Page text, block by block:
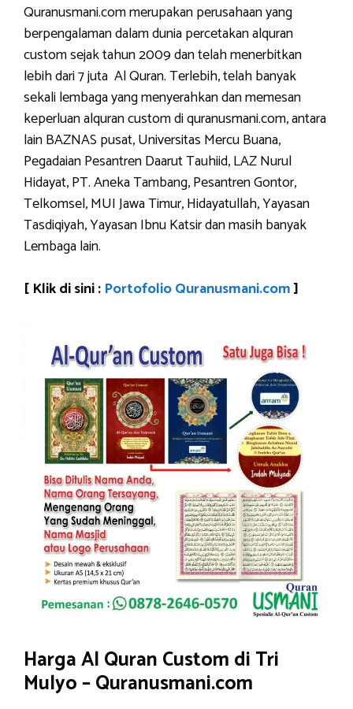
Quranusmani.com merupakan perusahaan yang
berpengalaman dalam dunia percetakan alquran
custom sejak tahun 2009 dan telah menerbitkan
lebih dari 7 juta Al Quran. Terlebih, telah banyak
sekali lembaga yang menyerahkan dan memesan
keperluan alquran custom di quranusmani.com, antara
lain BAZNAS pusat, Universitas Mercu Buana,
Pegadaian Pesantren Daarut Tauhiid, LAZ Nurul
Hidayat, PT. Aneka Tambang, Pesantren Gontor,
Telkomsel, MUI Jawa Timur, Hidayatullah, Yayasan
Tasdiqiyah, Yayasan Ibnu Katsir dan masih banyak
Lembaga lain.
[ Klik di sini : Portofolio Quranusmani.com]
Harga Al Quran Custom di Tri
Mulyo – Quranusmani.com